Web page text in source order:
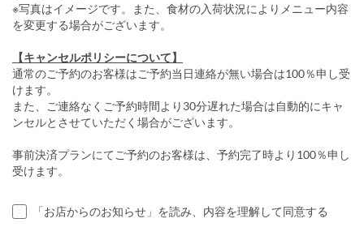
※写真はイメージです。また、食材の入荷状況によりメニュー内容
を変更する場合がございます。
【キャンセルポリシーについて】
通常のご予約のお客様はご予約当日連絡が無い場合は100％申し受
けます。
また、ご連絡なくご予約時間より30分遅れた場合は自動的にキャ
ンセルとさせていただく場合がございます。
事前決済プランにてご予約のお客様は、予約完了時より100％申し
受けます。
「お店からのお知らせ」を読み、内容を理解して同意する